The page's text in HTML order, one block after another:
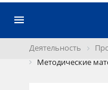
Деятельность
Методические